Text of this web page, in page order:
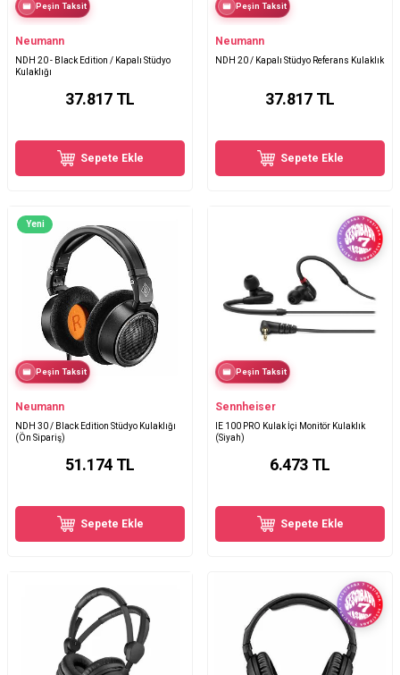
Peşin Taksit
Neumann
NDH 20 - Black Edition / Kapalı Stüdyo
Kulaklığı
37.817TL
Sepete Ekle
Peşin Taksit
Neumann
NDH 20 / Kapalı Stüdyo Referans Kulaklık
37.817TL
Sepete Ekle
Yeni
Peşin Taksit
Neumann
NDH 30 / Black Edition Stüdyo Kulaklığı
(Ön Sipariş)
51.174TL
Sepete Ekle
Peşin Taksit
Sennheiser
IE 100 PRO Kulak İçi Monitör Kulaklık
(Siyah)
6.473 TL
Sepete Ekle